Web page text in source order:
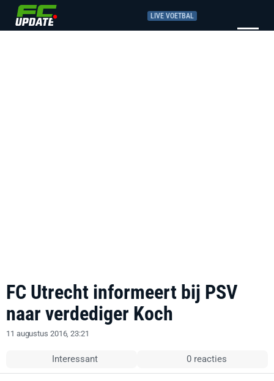
LIVE VOETBAL
FC Utrecht informeert bij PSV
naar verdediger Koch
11 augustus 2016, 23:21
Interessant 0 reacties